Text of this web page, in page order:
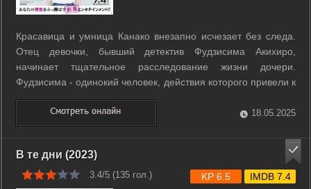
Красавица и умница Канако внезапно исчезает без следа.
Отец девочки, бывший детектив Фудзисима Акихиро,
начинает тщательное расследование жизни дочери.
Фудзисима - одинокий человек, действия которого привели к
распаду семьи, но, когда он продолжает расследование, то
сталкивается с серией шокирующих откровений.
Оказывается, Канако - далеко не ...
18.05.2025
В те дни (2023)
3.4/5 (135 гол.) KP 6.5 IMDB 7.4